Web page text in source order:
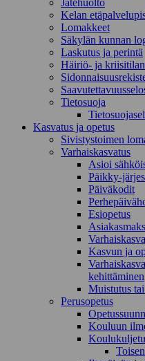
Jätehuolto
Kelan
Lomakkeet
Säkylän kunnan
Laskutus ja perintä
Häiriö- ja
Tietosuoja
Kasvatus ja opetus
Sivistystoimen
Varhaiskasvatus
Asioi
Päikky-
Päiväkodit
Esiopetus
Kasvun ja
kehittäminen
Muistutus
Perusopetus
Kouluun